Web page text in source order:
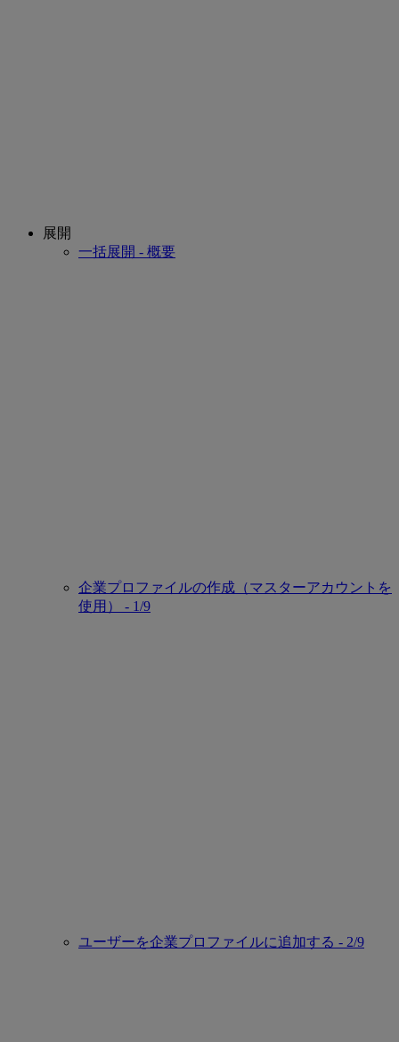
展開
一括展開 - 概要
企業プロファイルの作成（マスターアカウントを
使用） - 1/9
ユーザーを企業プロファイルに追加する - 2/9